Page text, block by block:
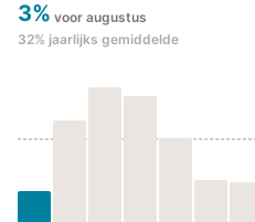
3% voor augustus
32% jaarlijks gemiddelde